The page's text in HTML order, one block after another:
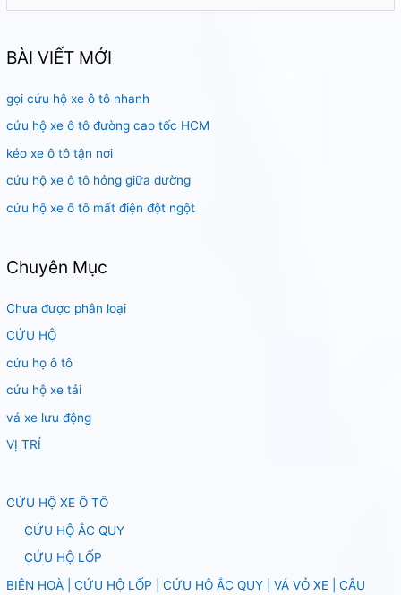
k
ế
m
:
BÀI VIẾT MỚI
gọi cứu hộ xe ô tô nhanh
cứu hộ xe ô tô đường cao tốc HCM
kéo xe ô tô tận nơi
cứu hộ xe ô tô hỏng giữa đường
cứu hộ xe ô tô mất điện đột ngột
Chuyên Mục
Chưa được phân loại
CỨU HỘ
cứu họ ô tô
cứu hộ xe tải
vá xe lưu động
VỊ TRÍ
CỨU HỘ XE Ô TÔ
CỨU HỘ ẮC QUY
CỨU HỘ LỐP
BIÊN HOÀ | CỨU HỘ LỐP | CỨU HỘ ẮC QUY | VÁ VỎ XE | CÂU